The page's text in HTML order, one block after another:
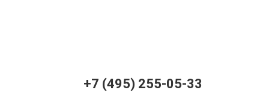
+7 (495) 255-05-33